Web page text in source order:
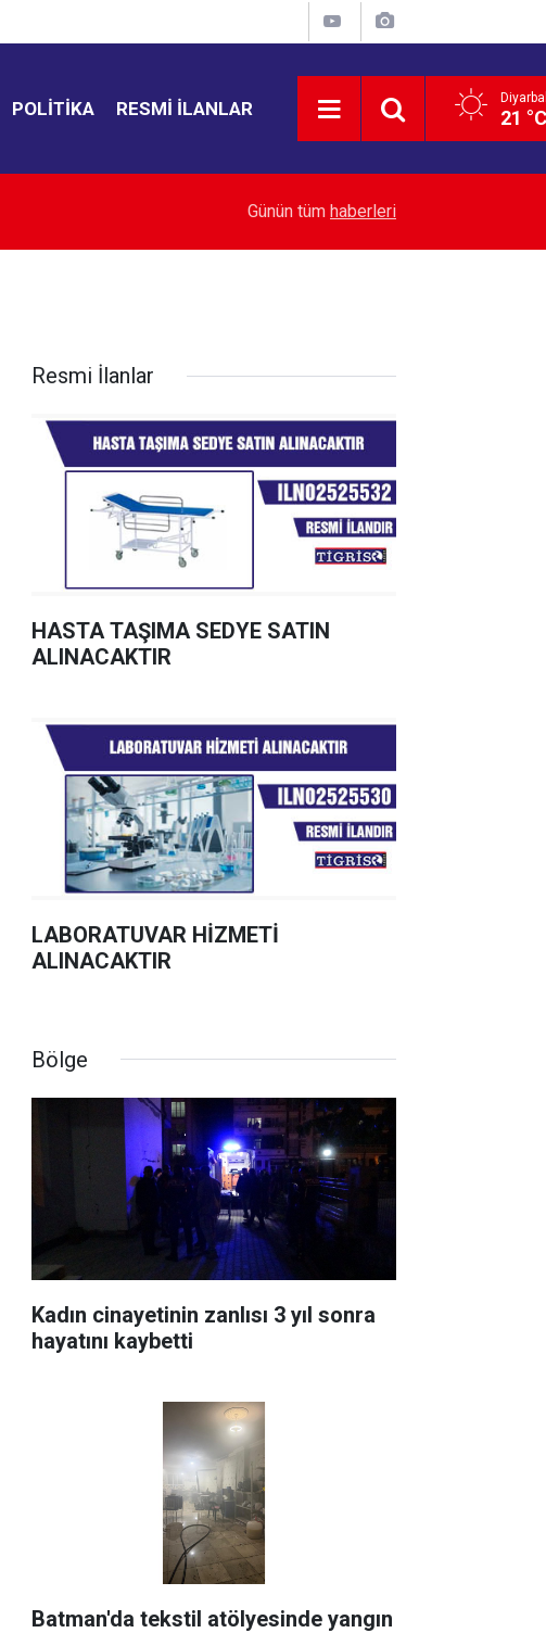
POLITIKA RESMI İLANLAR 21
Yemen’de ölü sayısı 38’e yükseldi
Günün tüm haberleri
Resmi İlanlar
HASTA TAŞIMA SEDYE SATIN
ALINACAKTIR
LABORATUVAR HİZMETİ
ALINACAKTIR
Bölge
Kadın cinayetinin zanlısı 3 yıl sonra
hayatını kaybetti
Batman'da tekstil atölyesinde yangın